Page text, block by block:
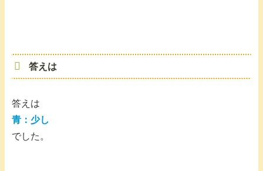
答えは
答えは
青： 少し
でした。